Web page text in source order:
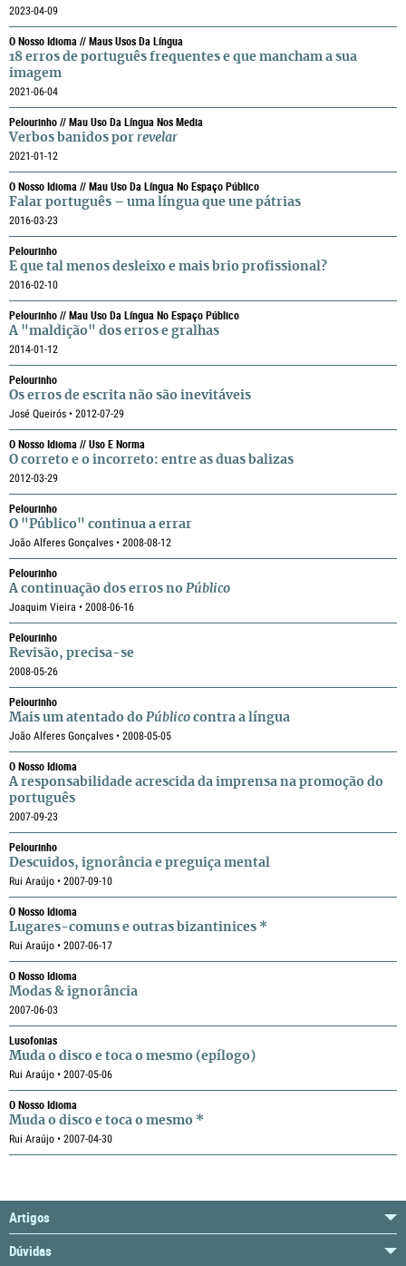
2023-04-09
O Nosso Idioma // Maus Usos Da Língua
18 erros de português frequentes e que mancham a sua
imagem
2021-06-04
Pelourinho // Mau Uso Da Língua Nos Media
Verbos banidos por revelar
2021-01-12
O Nosso Idioma // Mau Uso Da Língua No Espaço Público
Falar português – uma língua que une pátrias
2016-03-23
Pelourinho
E que tal menos desleixo e mais brio profissional?
2016-02-10
Pelourinho // Mau Uso Da Língua No Espaço Público
A "maldição" dos erros e gralhas
2014-01-12
Pelourinho
Os erros de escrita não são inevitáveis
José Queirós • 2012-07-29
O Nosso Idioma // Uso E Norma
O correto e o incorreto: entre as duas balizas
2012-03-29
Pelourinho
O "Público" continua a errar
João Alferes Gonçalves • 2008-08-12
Pelourinho
A continuação dos erros no Público
Joaquim Vieira • 2008-06-16
Pelourinho
Revisão, precisa-se
2008-05-26
Pelourinho
Mais um atentado do Público contra a língua
João Alferes Gonçalves • 2008-05-05
O Nosso Idioma
A responsabilidade acrescida da imprensa na promoção do
português
2007-09-23
Pelourinho
Descuidos, ignorância e preguiça mental
Rui Araújo • 2007-09-10
O Nosso Idioma
Lugares-comuns e outras bizantinices *
Rui Araújo • 2007-06-17
O Nosso Idioma
Modas & ignorância
2007-06-03
Lusofonias
Muda o disco e toca o mesmo (epílogo)
Rui Araújo • 2007-05-06
O Nosso Idioma
Muda o disco e toca o mesmo *
Rui Araújo • 2007-04-30
Artigos
Dúvidas